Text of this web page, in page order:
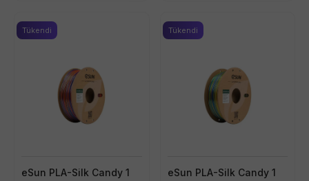
eSun PLA-Silk Candy 1
Tükendi
eSun PLA-Silk Candy 1
Tükendi